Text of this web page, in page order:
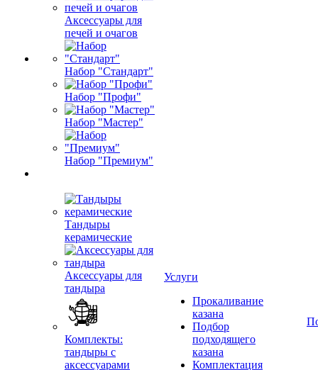
Аксессуары для
печей и очагов
Набор "Стандарт"
Набор "Профи"
Набор "Мастер"
Набор "Премиум"
Тандыры
керамические
Аксессуары для
тандыра
Комплекты:
тандыры с
аксессуарами
Услуги
Прокаливание
казана
Подбор
подходящего
казана
Комплектация